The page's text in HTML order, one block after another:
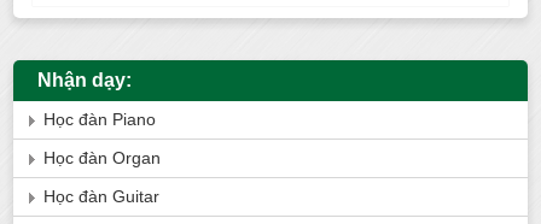
Nhận dạy:
Học đàn Piano
Học đàn Organ
Học đàn Guitar